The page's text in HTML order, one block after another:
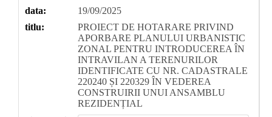
data:
19/09/2025
titlu:
PROIECT DE HOTARARE PRIVIND
APORBARE PLANULUI URBANISTIC
ZONAL PENTRU INTRODUCEREA ÎN
INTRAVILAN A TERENURILOR
IDENTIFICATE CU NR. CADASTRALE
220240 ȘI 220329 ÎN VEDEREA
CONSTRUIRII UNUI ANSAMBLU
REZIDENȚIAL